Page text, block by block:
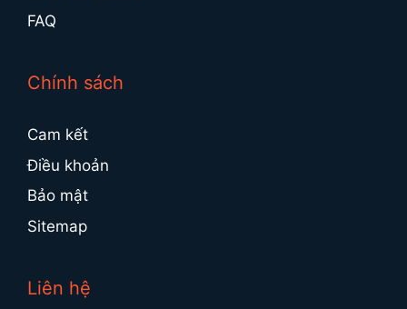
FAQ
Chính sách
Cam kết
Điều khoản
Bảo mật
Sitemap
Liên hệ